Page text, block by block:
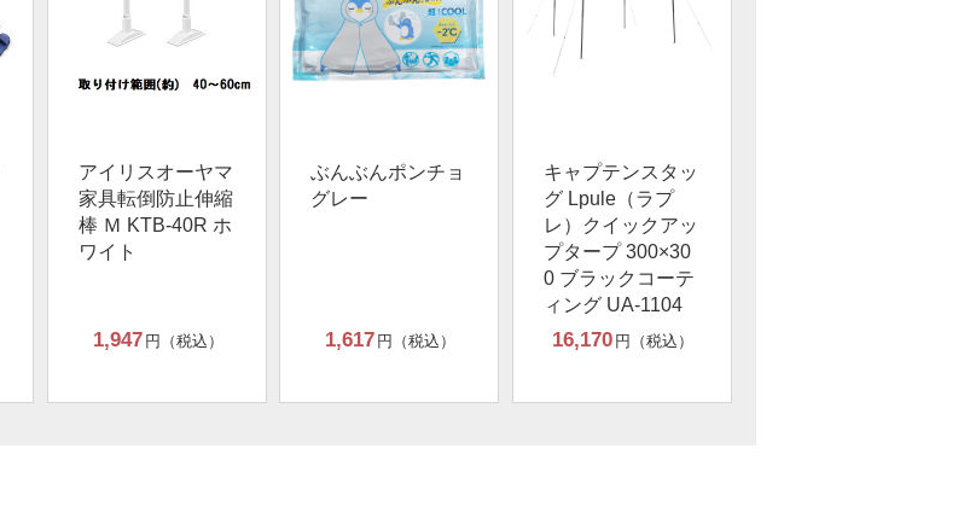
アイリスオーヤマ
家具転倒防止伸縮
棒 Ｍ KTB-40R ホ
ワイト
1,947 円（税込）
ぶんぶんポンチョ
グレー
1,617 円（税込）
キャプテンスタッ
グ Lpule（ラプ
レ）クイックアッ
プタープ 300×30
0 ブラックコーテ
ィング UA-1104
16,170 円（税込）